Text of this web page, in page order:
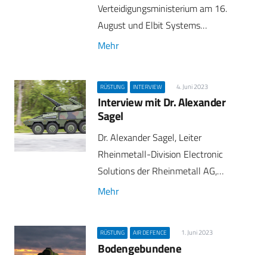
Verteidigungsministerium am 16.
August und Elbit Systems…
Mehr
RÜSTUNG INTERVIEW 4. Juni 2023
Interview mit Dr. Alexander
Sagel
Dr. Alexander Sagel, Leiter
Rheinmetall-Division Electronic
Solutions der Rheinmetall AG,…
Mehr
RÜSTUNG AIR DEFENCE 1. Juni 2023
Bodengebundene